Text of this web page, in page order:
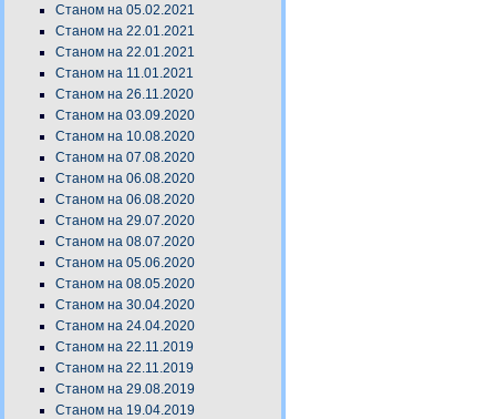
Станом на 05.02.2021
Станом на 22.01.2021
Станом на 22.01.2021
Станом на 11.01.2021
Станом на 26.11.2020
Станом на 03.09.2020
Станом на 10.08.2020
Станом на 07.08.2020
Станом на 06.08.2020
Станом на 06.08.2020
Станом на 29.07.2020
Станом на 08.07.2020
Станом на 05.06.2020
Станом на 08.05.2020
Станом на 30.04.2020
Станом на 24.04.2020
Станом на 22.11.2019
Станом на 22.11.2019
Станом на 29.08.2019
Станом на 19.04.2019